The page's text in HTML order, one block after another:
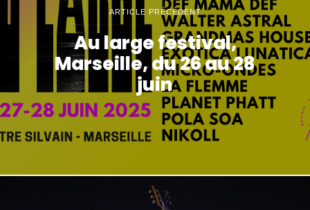
ARTICLE PRÉCÉDENT
Au large festival,
Marseille, du 26 au 28
juin